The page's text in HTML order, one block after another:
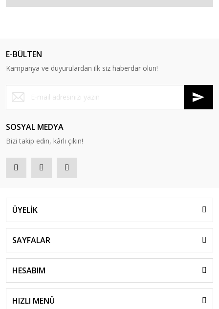
E-BÜLTEN
Kampanya ve duyurulardan ilk siz haberdar olun!
SOSYAL MEDYA
Bizi takip edin, kârlı çıkın!
ÜYELİK
SAYFALAR
HESABIM
HIZLI MENÜ